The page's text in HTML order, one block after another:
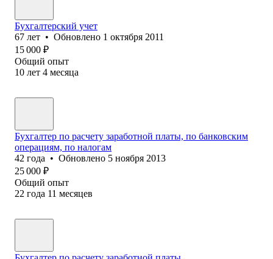
Бухгалтерский учет
67 лет • Обновлено 1 октября 2011
15 000 ₽
Общий опыт
10 лет 4 месяца
Бухгалтер по расчету заработной платы, по банковским
операциям, по налогам
42 года • Обновлено 5 ноября 2013
25 000 ₽
Общий опыт
22 года 11 месяцев